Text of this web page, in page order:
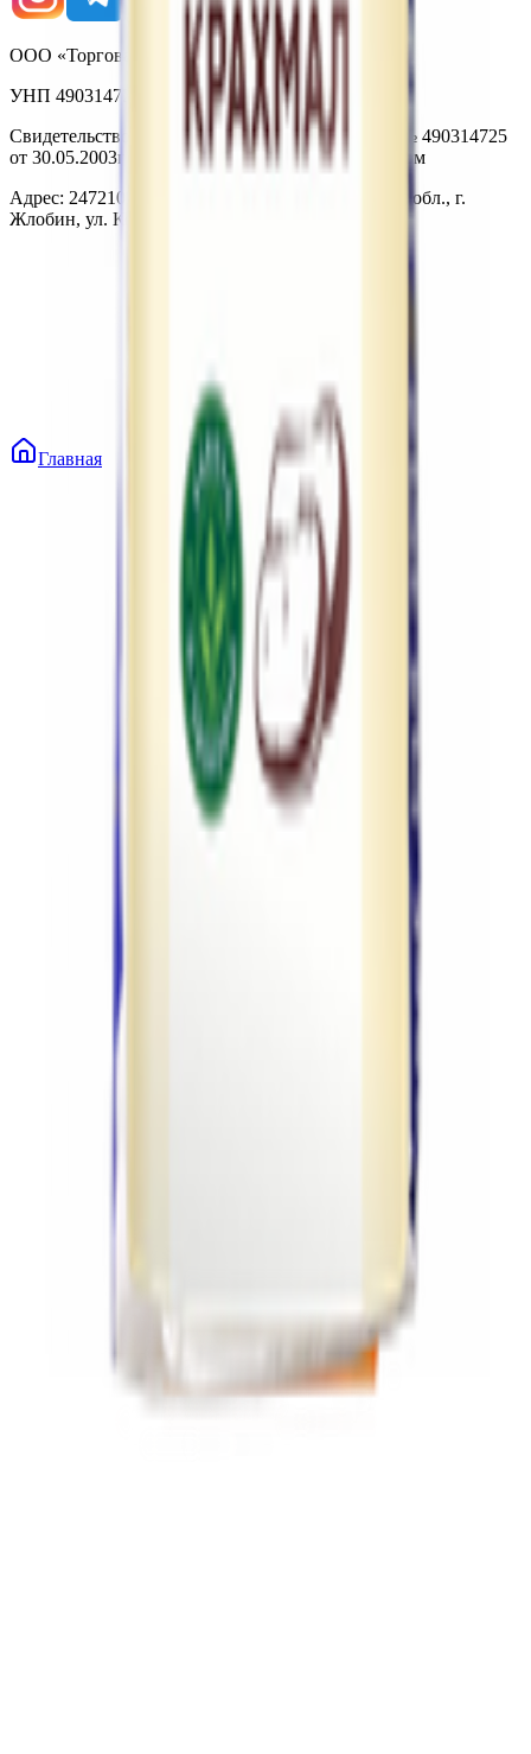
ООО «Торговая сеть «Продмир»
УНП 490314725
Свидетельство о государственной регистрации № 490314725
от 30.05.2003г выдано Гомельским облисполкомом
Адрес: 247210, Республика Беларусь, Гомельская обл., г.
Жлобин, ул. Козлова 2-А
Главная